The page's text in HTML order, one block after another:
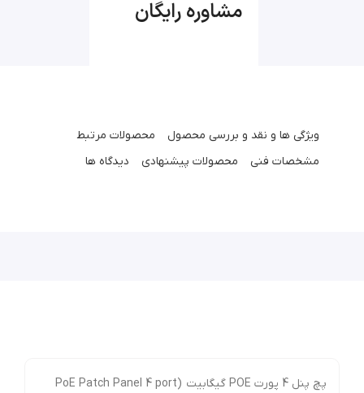
مشاوره رایگان
ویژگی ها و نقد و بررسی محصول
محصولات مرتبط
مشخصات فنی
محصولات پیشنهادی دیدگاه ها
پچ پنل 4 پورت POE گیگابیت (PoE Patch Panel 4 port